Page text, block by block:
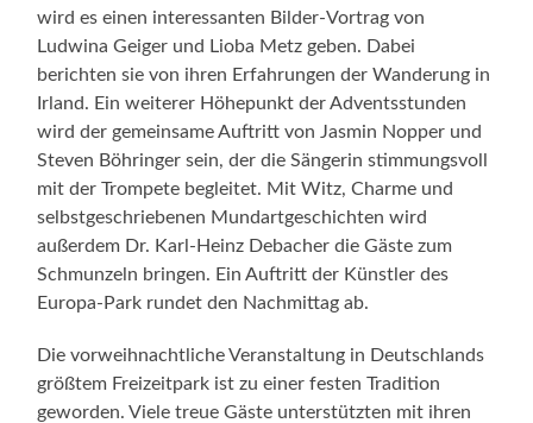
wird es einen interessanten Bilder-Vortrag von
Ludwina Geiger und Lioba Metz geben. Dabei
berichten sie von ihren Erfahrungen der Wanderung in
Irland. Ein weiterer Höhepunkt der Adventsstunden
wird der gemeinsame Auftritt von Jasmin Nopper und
Steven Böhringer sein, der die Sängerin stimmungsvoll
mit der Trompete begleitet. Mit Witz, Charme und
selbstgeschriebenen Mundartgeschichten wird
außerdem Dr. Karl-Heinz Debacher die Gäste zum
Schmunzeln bringen. Ein Auftritt der Künstler des
Europa-Park rundet den Nachmittag ab.
Die vorweihnachtliche Veranstaltung in Deutschlands
größtem Freizeitpark ist zu einer festen Tradition
geworden. Viele treue Gäste unterstützten mit ihren